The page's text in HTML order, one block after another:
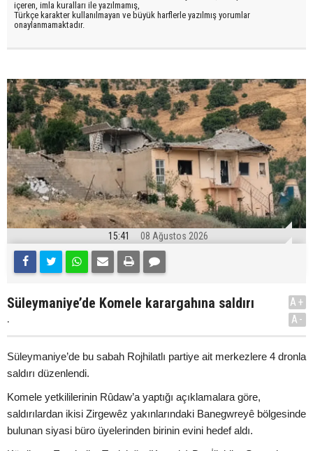
içeren, imla kuralları ile yazılmamış,
Türkçe karakter kullanılmayan ve büyük harflerle yazılmış yorumlar
onaylanmamaktadır.
15:41 08 Ağustos 2026
Süleymaniye’de Komele karargahına saldırı
.
A+
A-
Süleymaniye’de bu sabah Rojhilatlı partiye ait merkezlere 4 dronla
saldırı düzenlendi.
Komele yetkililerinin Rûdaw’a yaptığı açıklamalara göre,
saldırılardan ikisi Zirgewêz yakınlarındaki Banegwreyê bölgesinde
bulunan siyasi büro üyelerinden birinin evini hedef aldı.